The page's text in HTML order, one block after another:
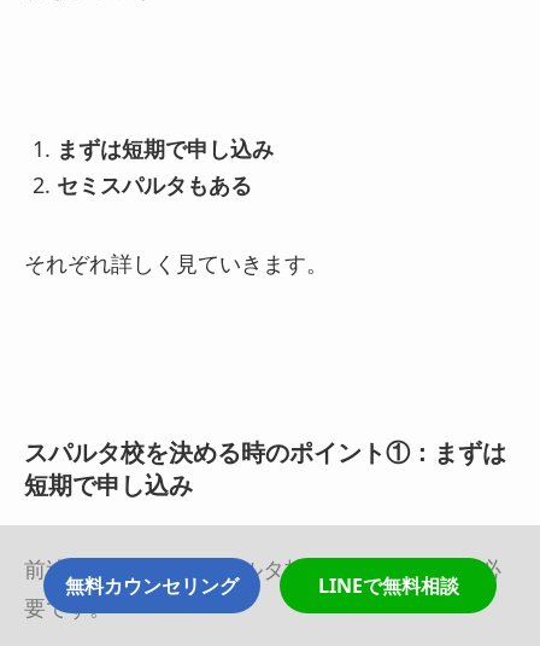
まずは短期で申し込み
セミスパルタもある
それぞれ詳しく見ていきます。
スパルタ校を決める時のポイント①：まずは
短期で申し込み
前述したように、スパルタ校での留学は体力が必
要です。
無料カウンセリング LINEで無料相談